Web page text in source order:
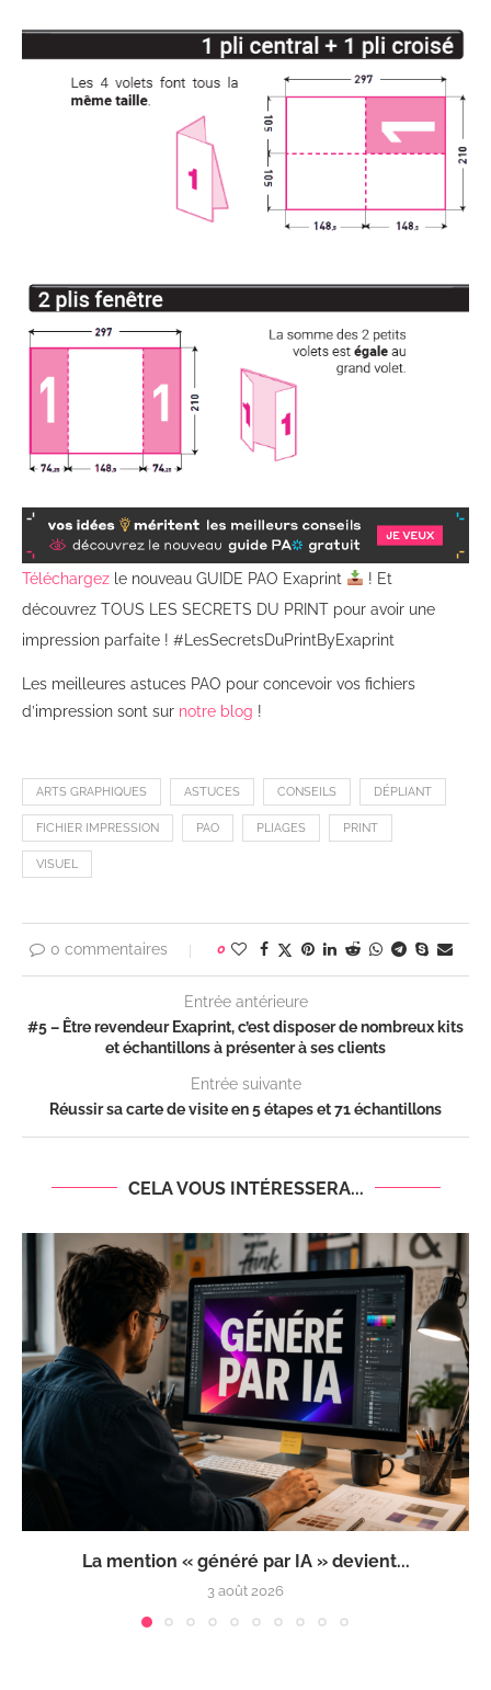
Téléchargez le nouveau GUIDE PAO Exaprint
! Et
découvrez TOUS LES SECRETS DU PRINT pour avoir une
impression parfaite ! #LesSecretsDuPrintByExaprint
Les meilleures astuces PAO pour concevoir vos fichiers
d’impression sont sur notre blog !
ARTS GRAPHIQUES ASTUCES CONSEILS DÉPLIANT
FICHIER IMPRESSION PAO PLIAGES PRINT
VISUEL
0 commentaires 0
Entrée antérieure
#5 – Être revendeur Exaprint, c’est disposer de nombreux kits
et échantillons à présenter à ses clients
Entrée suivante
Réussir sa carte de visite en 5 étapes et 71 échantillons
CELA VOUS INTÉRESSERA...
La mention « généré par IA » devient...
3 août 2026